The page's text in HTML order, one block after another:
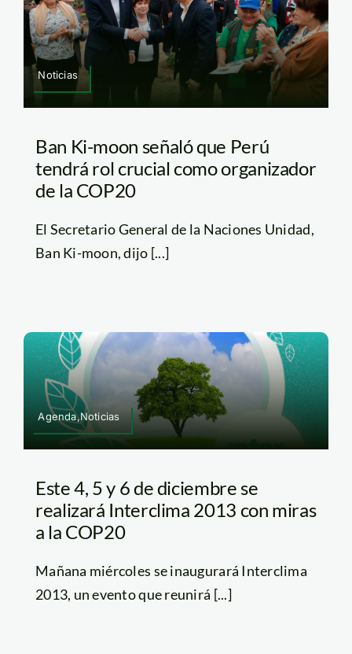
Noticias
Ban Ki-moon señaló que Perú
tendrá rol crucial como organizador
de la COP20
El Secretario General de la Naciones Unidad,
Ban Ki-moon, dijo [...]
Agenda,Noticias
Este 4, 5 y 6 de diciembre se
realizará Interclima 2013 con miras
a la COP20
Mañana miércoles se inaugurará Interclima
2013, un evento que reunirá [...]